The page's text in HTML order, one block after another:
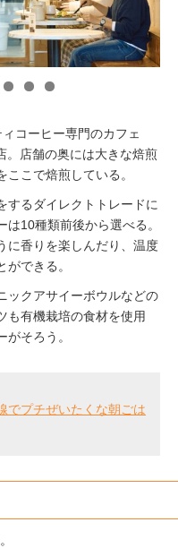
コーヒー専門のカフェ
。店舗の奥には大きな焙煎
こで焙煎している。
するダイレクトトレードに
10種類前後から選べる。
に香りを楽しんだり、温度
できる。
ックアサイーボウルなどの
も有機栽培の食材を使用
そろう。
でプチぜいたくな朝ごは